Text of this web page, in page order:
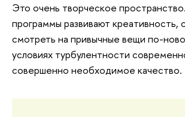
Это очень творческое
программы развивают креативность,
смотреть на привычные вещи по-
условиях турбулентности
совершенно необходимое качество.